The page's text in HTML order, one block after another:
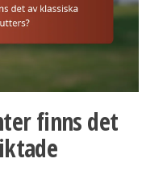
finns det